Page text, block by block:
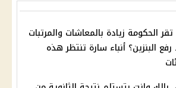
الحكومة زيادة بالمعاشات والمرتبات
البنزين؟ أنباء سارة تنتظر هذه